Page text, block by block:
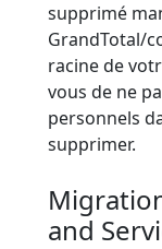
supprimé
GrandTotal/
racine de
vous de ne
personnels
supprimer.
and